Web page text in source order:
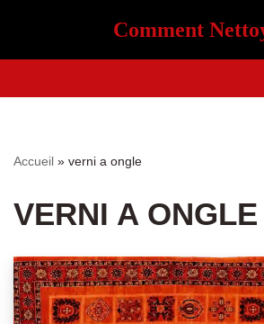
Comment
Accueil » verni a ongle
VERNI A ONGLE